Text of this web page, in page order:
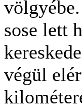
sose lett
végül